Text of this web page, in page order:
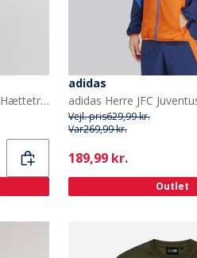
Les Deux Herre Core Kontrast Hættetrøje Sort
adidas
Vejl. pris629,99 kr.
Var269,99 kr.
Current
189,99 kr.
Outlet